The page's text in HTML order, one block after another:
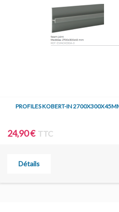
PROFILES KOBERT-IN
24,90 € TTC
Détails